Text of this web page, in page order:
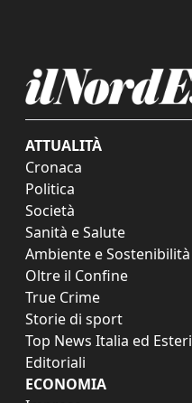
ATTUALITÀ
Cronaca
Politica
Società
Sanità e Salute
Ambiente e Sostenibilità
Oltre il Confine
True Crime
Storie di sport
Top News Italia ed Esteri
Editoriali
ECONOMIA